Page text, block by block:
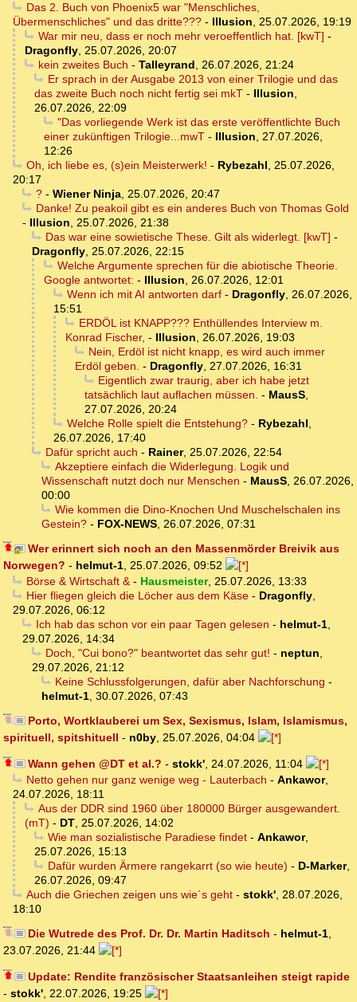
Das 2. Buch von Phoenix5 war "Menschliches,
Übermenschliches" und das dritte??? - Illusion, 25.07.2026, 19:19
War mir neu, dass er noch mehr veroeffentlich hat. [kwT] -
Dragonfly, 25.07.2026, 20:07
kein zweites Buch - Talleyrand, 26.07.2026, 21:24
Er sprach in der Ausgabe 2013 von einer Trilogie und das
das zweite Buch noch nicht fertig sei mkT - Illusion,
26.07.2026, 22:09
"Das vorliegende Werk ist das erste veröffentlichte Buch
einer zukünftigen Trilogie...mwT - Illusion, 27.07.2026,
12:26
Oh, ich liebe es, (s)ein Meisterwerk! - Rybezahl, 25.07.2026,
20:17
?- Wiener Ninja, 25.07.2026, 20:47
Danke! Zu peakoil gibt es ein anderes Buch von Thomas Gold
- Illusion, 25.07.2026, 21:38
Das war eine sowietische These. Gilt als widerlegt. [kwT] -
Dragonfly, 25.07.2026, 22:15
Welche Argumente sprechen für die abiotische Theorie.
Google antwortet: - Illusion, 26.07.2026, 12:01
Wenn ich mit AI antworten darf- Dragonfly, 26.07.2026,
15:51
ERDÖL ist KNAPP??? Enthüllendes Interview m.
Konrad Fischer, - Illusion, 26.07.2026, 19:03
Nein, Erdöl ist nicht knapp, es wird auch immer
Erdöl geben. - Dragonfly, 27.07.2026, 16:31
Eigentlich zwar traurig, aber ich habe jetzt
tatsächlich laut auflachen müssen. - MausS,
27.07.2026, 20:24
Welche Rolle spielt die Entstehung?- Rybezahl,
26.07.2026, 17:40
Dafür spricht auch - Rainer, 25.07.2026, 22:54
Akzeptiere einfach die Widerlegung. Logik und
Wissenschaft nutzt doch nur Menschen - MausS, 26.07.2026,
00:00
Wie kommen die Dino-Knochen Und Muschelschalen ins
Gestein? - FOX-NEWS, 26.07.2026, 07:31
Wer erinnert sich noch an den Massenmörder Breivik aus
Norwegen? - helmut-1, 25.07.2026, 09:52
Börse & Wirtschaft &- Hausmeister, 25.07.2026, 13:33
Hier fliegen gleich die Löcher aus dem Käse- Dragonfly,
29.07.2026, 06:12
Ich hab das schon vor ein paar Tagen gelesen - helmut-1,
29.07.2026, 14:34
Doch, "Cui bono?" beantwortet das sehr gut! - neptun,
29.07.2026, 21:12
Keine Schlussfolgerungen, dafür aber Nachforschung -
helmut-1, 30.07.2026, 07:43
Porto, Wortklauberei um Sex, Sexismus, Islam, Islamismus,
spirituell, spitshituell - n0by, 25.07.2026, 04:04
Wann gehen @DT et al.? - stokk', 24.07.2026, 11:04
Netto gehen nur ganz wenige weg - Lauterbach - Ankawor,
24.07.2026, 18:11
Aus der DDR sind 1960 über 180000 Bürger ausgewandert.
(mT) - DT, 25.07.2026, 14:02
Wie man sozialistische Paradiese findet- Ankawor,
25.07.2026, 15:13
Dafür wurden Ärmere rangekarrt (so wie heute) - D-Marker,
26.07.2026, 09:47
Auch die Griechen zeigen uns wie´s geht- stokk', 28.07.2026,
18:10
Die Wutrede des Prof. Dr. Dr. Martin Haditsch - helmut-1,
23.07.2026, 21:44
Update: Rendite französischer Staatsanleihen steigt rapide
- stokk', 22.07.2026, 19:25